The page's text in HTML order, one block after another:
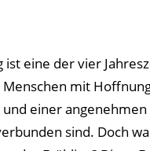
ist eine der vier
mit
einer
sind. Doch